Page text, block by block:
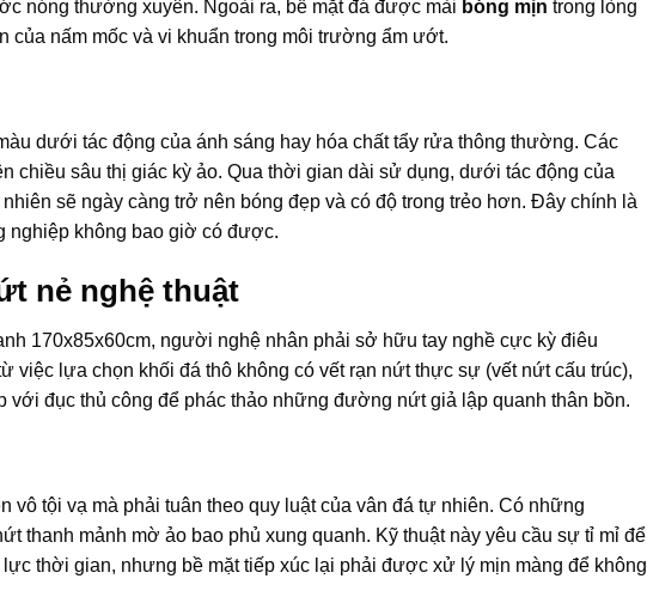
nóng thường xuyên. Ngoài ra, bề mặt đá được mài bóng mịn trong lòng
của nấm mốc và vi khuẩn trong môi trường ẩm ướt.
dưới tác động của ánh sáng hay hóa chất tẩy rửa thông thường. Các
chiều sâu thị giác kỳ ảo. Qua thời gian dài sử dụng, dưới tác động của
sẽ ngày càng trở nên bóng đẹp và có độ trong trẻo hơn. Đây chính là
nghiệp không bao giờ có được.
nẻ nghệ thuật
170x85x60cm, người nghệ nhân phải sở hữu tay nghề cực kỳ điêu
việc lựa chọn khối đá thô không có vết rạn nứt thực sự (vết nứt cấu trúc),
với đục thủ công để phác thảo những đường nứt giả lập quanh thân bồn.
tội vạ mà phải tuân theo quy luật của vân đá tự nhiên. Có những
thanh mảnh mờ ảo bao phủ xung quanh. Kỹ thuật này yêu cầu sự tỉ mỉ để
thời gian, nhưng bề mặt tiếp xúc lại phải được xử lý mịn màng để không